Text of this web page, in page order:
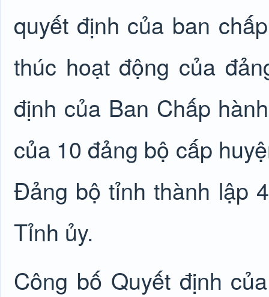
quyết định của ban
thúc hoạt động của
định của Ban Chấp
của 10 đảng bộ cấp
Đảng bộ tỉnh thành lập
Tỉnh ủy.
Công bố Quyết định